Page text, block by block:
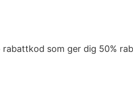
som ger dig 50%